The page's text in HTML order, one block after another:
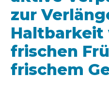
zur
Haltbarkeit
frischen
frischem